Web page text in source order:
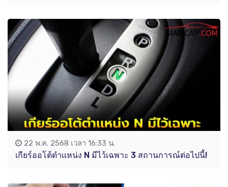
22 พ.ค. 2568 เวลา 16:33 น.
เกียร์ออโต้ตำเเหน่ง N มีไว้เฉพาะ 3 สถานการณ์ต่อไปนี้!